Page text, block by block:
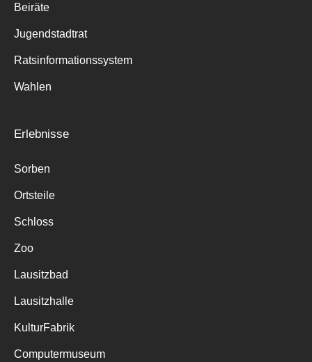
Beiräte
Jugendstadtrat
Ratsinformationssystem
Wahlen
Erlebnisse
Sorben
Ortsteile
Schloss
Zoo
Lausitzbad
Lausitzhalle
KulturFabrik
Computermuseum